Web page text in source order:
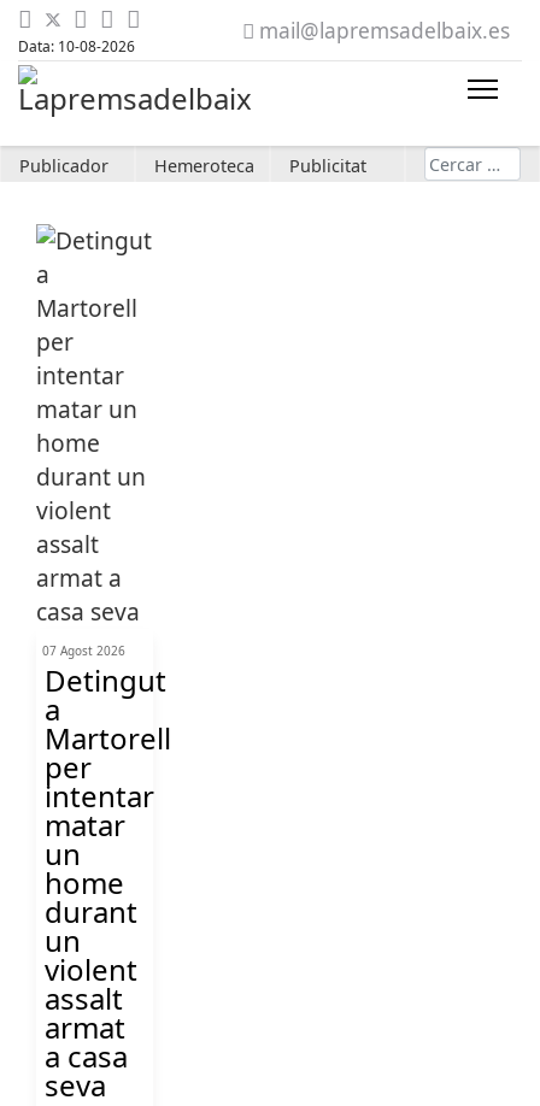
Data: 10-08-2026
mail@lapremsadelbaix.es
Publicador Hemeroteca Publicitat Cerca
07 Agost 2026
Detingut
a
Martorell
per
intentar
matar
un
home
durant
un
violent
assalt
armat
a casa
seva